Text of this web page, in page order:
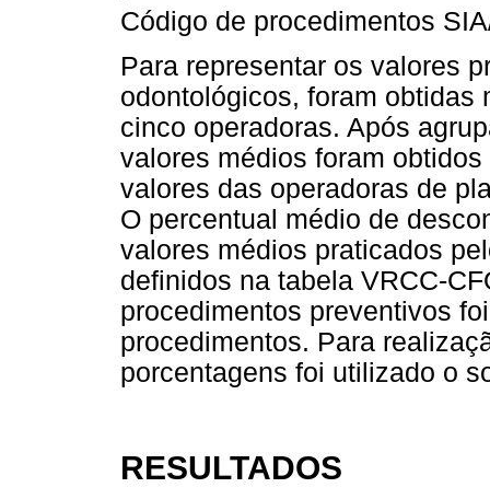
Código de procedimentos
Para representar os valores
odontológicos, foram obtidas
cinco operadoras. Após
valores médios foram
valores das operadoras de
O percentual médio de
valores médios praticados
definidos na tabela VRCC-
procedimentos preventivos
procedimentos. Para
porcentagens foi utilizado o
RESULTADOS